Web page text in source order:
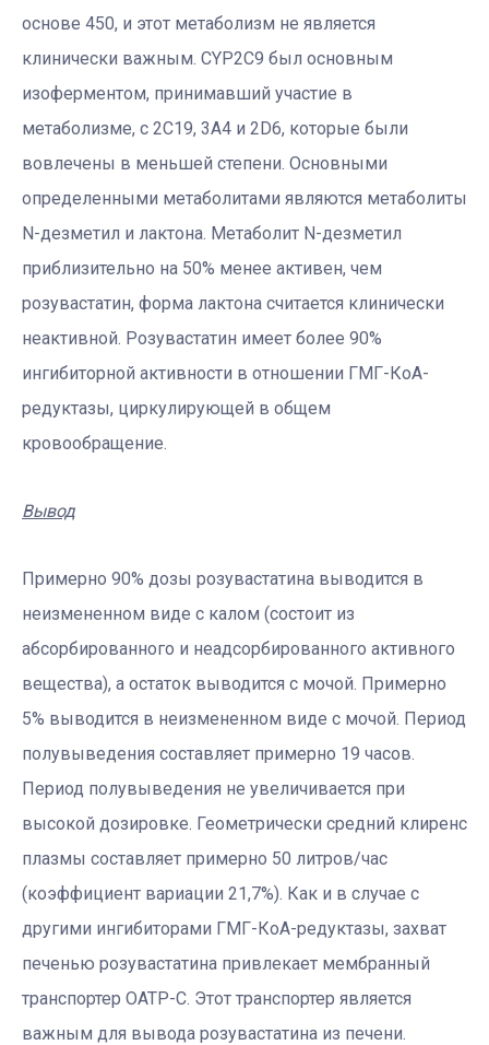
основе 450, и этот метаболизм не является
клинически важным. CYP2C9 был основным
изоферментом, принимавший участие в
метаболизме, с 2С19, 3А4 и 2D6, которые были
вовлечены в меньшей степени. Основными
определенными метаболитами являются метаболиты
N-дезметил и лактона. Метаболит N-дезметил
приблизительно на 50% менее активен, чем
розувастатин, форма лактона считается клинически
неактивной. Розувастатин имеет более 90%
ингибиторной активности в отношении ГМГ-КоА-
редуктазы, циркулирующей в общем
кровообращение.
Вывод
Примерно 90% дозы розувастатина выводится в
неизмененном виде с калом (состоит из
абсорбированного и неадсорбированного активного
вещества), а остаток выводится с мочой. Примерно
5% выводится в неизмененном виде с мочой. Период
полувыведения составляет примерно 19 часов.
Период полувыведения не увеличивается при
высокой дозировке. Геометрически средний клиренс
плазмы составляет примерно 50 литров/час
(коэффициент вариации 21,7%). Как и в случае с
другими ингибиторами ГМГ-КоА-редуктазы, захват
печенью розувастатина привлекает мембранный
транспортер OATP-C. Этот транспортер является
важным для вывода розувастатина из печени.